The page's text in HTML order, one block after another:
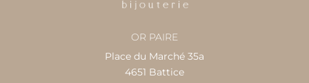
OR PAIRE
Place du Marché 35a
4651 Battice